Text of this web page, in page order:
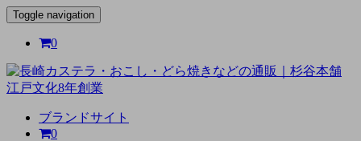
Toggle navigation
0
ブランドサイト
0